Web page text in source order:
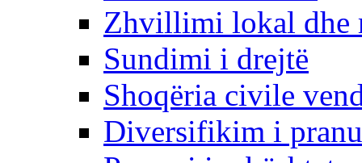
Zhvillimi lokal dhe
Sundimi i drejtë
Shoqëria civile
Diversifikim i